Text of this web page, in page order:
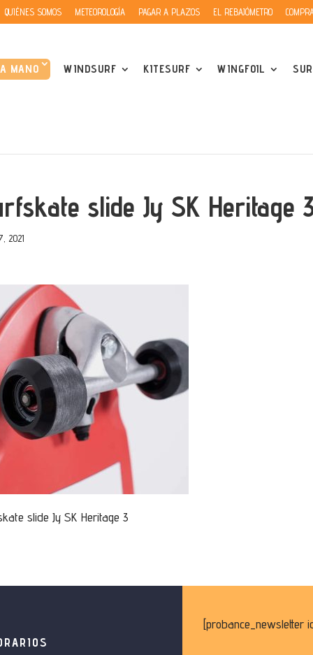
QUIÉNES SOMOS METEOROLOGÍA PAGAR A PLAZOS EL REBAJÓMETRO
MANO WINDSURF KITESURF WINGFOIL
slide Jy SK Heritage
2021
slide Jy SK Heritage 3
[probance_newsletter